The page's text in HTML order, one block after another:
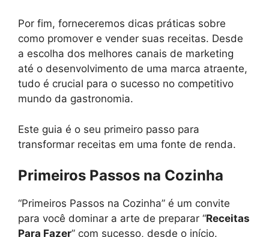
Por fim, forneceremos dicas práticas sobre
como promover e vender suas receitas. Desde
a escolha dos melhores canais de marketing
até o desenvolvimento de uma marca atraente,
tudo é crucial para o sucesso no competitivo
mundo da gastronomia.
Este guia é o seu primeiro passo para
transformar receitas em uma fonte de renda.
Primeiros Passos na Cozinha
“Primeiros Passos na Cozinha” é um convite
para você dominar a arte de preparar “Receitas
Para Fazer” com sucesso, desde o início.